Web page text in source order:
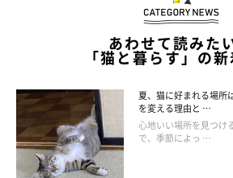
腎不全を予防するために
あわせて読みた
「猫と暮らす」の
夏、猫に好まれる場
を変える理由と …
心地いい場所を見つけ
で、季節によっ …